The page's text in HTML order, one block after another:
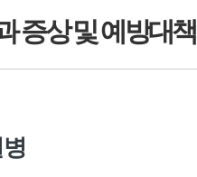
증상 및 예방대책